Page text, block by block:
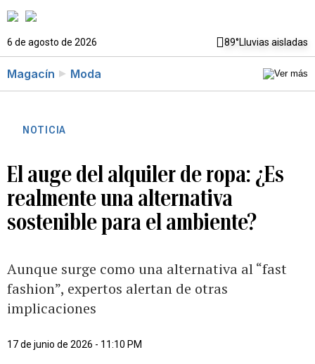
6 de agosto de 2026 89°Lluvias aisladas
Magacín Moda
NOTICIA
El auge del alquiler de ropa: ¿Es
realmente una alternativa
sostenible para el ambiente?
Aunque surge como una alternativa al “fast
fashion”, expertos alertan de otras
implicaciones
17 de junio de 2026 - 11:10 PM